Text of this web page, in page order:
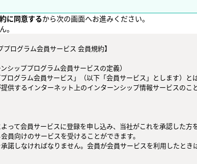
に同意するから次の画面へお進みください。
。
ッププログラム会員サービスの定義）
ログラム会員サービス」（以下「会員サービス」とします）と
供するインターネット上のインターンシップ情報サービスのこ
って会員サービスに登録を申し込み、当社がこれを承認した方
員向けのサービスを受けることができます。
諾しなければなりません。会員が会員サービスを利用したとき